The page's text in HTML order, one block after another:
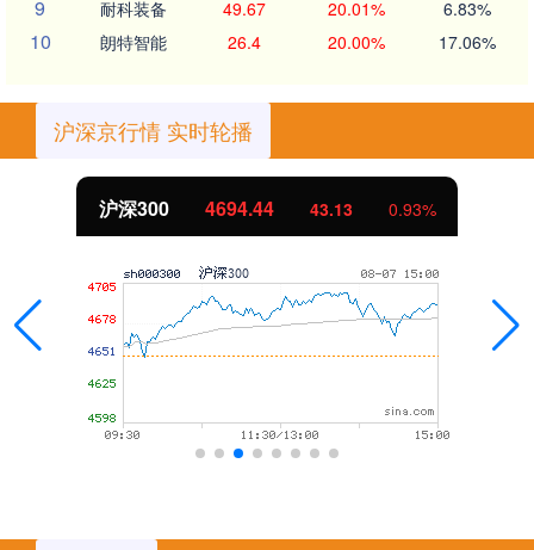
9 耐科装备 49.67 20.01% 6.83%
10 朗特智能 26.4 20.00% 17.06%
沪深京行情 实时轮播
沪深300 4694.44 43.13 0.93%